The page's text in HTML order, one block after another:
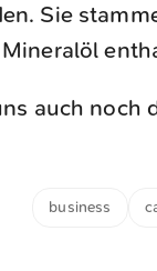
Sie
auch noch
business